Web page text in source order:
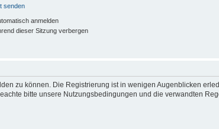
senden
anmelden
dieser Sitzung verbergen
zu können. Die Registrierung ist in wenigen Augenblicken
bitte unsere Nutzungsbedingungen und die verwandten